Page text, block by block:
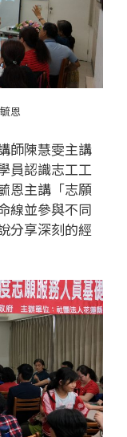
恩
師陳慧雯主講
員認識志工工
恩主講「志願
線並參與不同
分享深刻的經